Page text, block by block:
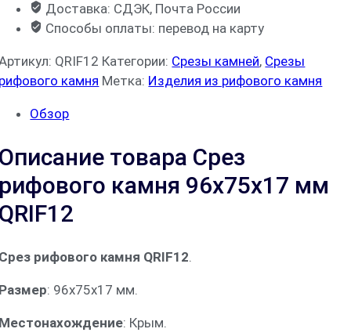
Доставка: СДЭК, Почта России
Способы оплаты: перевод на карту
QRIF12 Категории: Срезы камней, Срезы
камня Метка: Изделия из рифового камня
Обзор
товара Срез
камня 96x75x17 мм
рифового камня QRIF12.
: 96x75x17 мм.
: Крым.